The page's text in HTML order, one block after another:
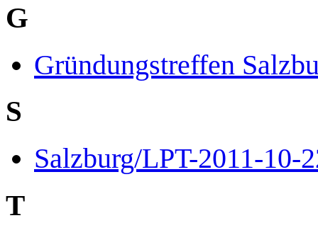
G
Gründungstreffen
S
Salzburg/LPT-2011-10-
T